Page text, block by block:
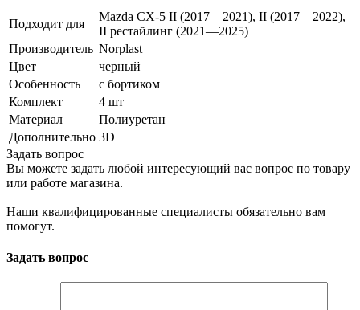
Подходит для
Mazda CX-5 II (2017—2021), II (2017—2022),
II рестайлинг (2021—2025)
Производитель Norplast
Цвет
черный
Особенность
с бортиком
Комплект
4 шт
Материал
Полиуретан
Дополнительно 3D
Задать вопрос
Вы можете задать любой интересующий вас вопрос по товару
или работе магазина.
Наши квалифицированные специалисты обязательно вам
помогут.
Задать вопрос